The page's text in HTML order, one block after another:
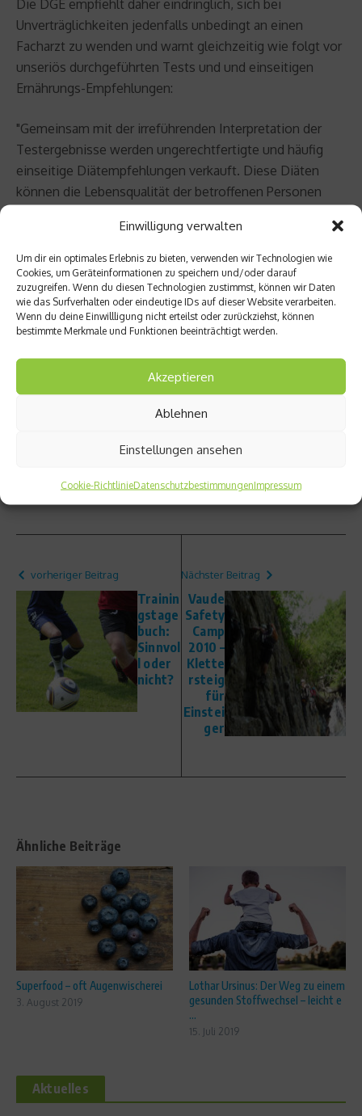
Einwilligung verwalten
Um dir ein optimales Erlebnis zu bieten, verwenden wir Technologien wie
Cookies, um Geräteinformationen zu speichern und/oder darauf
zuzugreifen. Wenn du diesen Technologien zustimmst, können wir Daten
wie das Surfverhalten oder eindeutige IDs auf dieser Website verarbeiten.
Wenn du deine Einwillligung nicht erteilst oder zurückziehst, können
bestimmte Merkmale und Funktionen beeinträchtigt werden.
Akzeptieren
Ablehnen
Einstellungen ansehen
Cookie-RichtlinieDatenschutzbestimmungenImpressum
Die DGE empfiehlt daher eindringlich, sich bei
Unverträglichkeiten jedenfalls unbedingt an einen
Facharzt zu wenden und warnt gleichzeitig wie folgt vor
unseriös durchgeführten Tests und und einseitigen
Ernährungs-Empfehlungen:
"Gemeinsam mit der irreführenden Interpretation der
Testergebnisse werden ungerechtfertigte und häufig
einseitige Diätempfehlungen verkauft. Diese Diäten
können die Lebensqualität der betroffenen Personen
angeblichen Unverträglichkeiten empfohlene Diät den
Verzicht auf Lebensmittelgruppen wie Milchprodukte
oder Gemüse, kann es langfristig zu einer
Unterversorgung mit lebenswichtigen Nährstoffen
kommen." In jedem Fall eines Verdachtes auf eine
Unverträglichkeit ist daher anzuraten, sich direkt an
einen entsprechenden Facharzt zu wenden.
Infos
Deutsche Gesellschaft für Ernährung e.V. (DGE)
Beitrag teilen
vorheriger Beitrag
Trainin
gstage
buch:
Sinnvol
l oder
nicht?
Nächster Beitrag
Vaude
Safety
Camp
2010 –
Klette
rsteig
für
Einstei
ger
Ähnliche Beiträge
Superfood – oft Augenwischerei
3. August 2019
Lothar Ursinus: Der Weg zu einem
gesunden Stoffwechsel – leicht e
...
15. Juli 2019
Aktuelles